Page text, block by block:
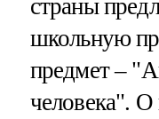
страны
школьную
предмет –
человека". О